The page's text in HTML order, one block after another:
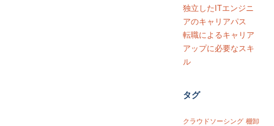
独立したITエンジニ
アのキャリアパス
転職によるキャリア
アップに必要なスキ
ル
タグ
クラウドソーシング 棚卸